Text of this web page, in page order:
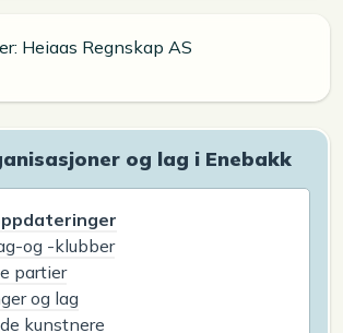
Heiaas Regnskap AS
og lag i Enebakk
og -klubber
partier
og lag
kunstnere